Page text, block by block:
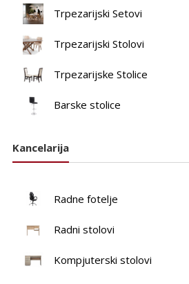
Trpezarijski Setovi
Trpezarijski Stolovi
Trpezarijske Stolice
Barske stolice
Kancelarija
Radne fotelje
Radni stolovi
Kompjuterski stolovi